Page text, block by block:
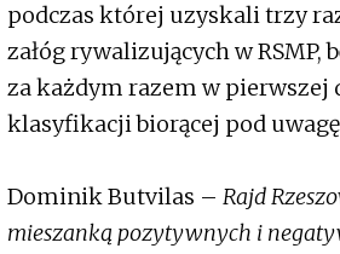
podczas której uzyskali trzy
załóg rywalizujących w RSMP,
za każdym razem w pierwszej
klasyfikacji biorącej pod
Dominik Butvilas – Rajd
mieszanką pozytywnych i